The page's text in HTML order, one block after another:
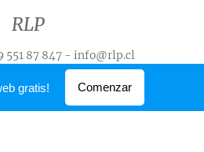
RLP
551 87 847 - info@rlp.cl
con
Webnode
gratis! Comenzar